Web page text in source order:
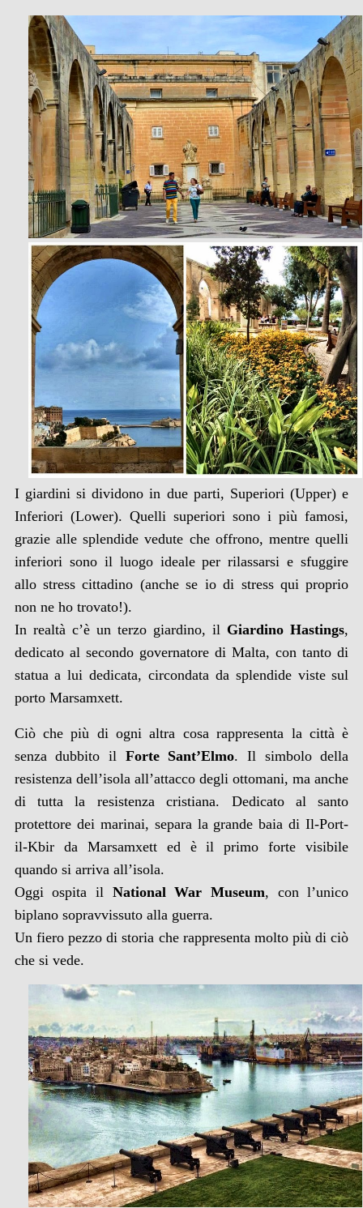
I giardini si dividono in due parti, Superiori (Upper) e
Inferiori (Lower). Quelli superiori sono i più famosi,
grazie alle splendide vedute che offrono, mentre quelli
inferiori sono il luogo ideale per rilassarsi e sfuggire
allo stress cittadino (anche se io di stress qui proprio
non ne ho trovato!).
In realtà c’è un terzo giardino, il Giardino Hastings,
dedicato al secondo governatore di Malta, con tanto di
statua a lui dedicata, circondata da splendide viste sul
porto Marsamxett.
Ciò che più di ogni altra cosa rappresenta la città è
senza dubbito il Forte Sant’Elmo. Il simbolo della
resistenza dell’isola all’attacco degli ottomani, ma anche
di tutta la resistenza cristiana. Dedicato al santo
protettore dei marinai, separa la grande baia di Il-Port-
il-Kbir da Marsamxett ed è il primo forte visibile
quando si arriva all’isola.
Oggi ospita il National War Museum, con l’unico
biplano sopravvissuto alla guerra.
Un fiero pezzo di storia che rappresenta molto più di ciò
che si vede.